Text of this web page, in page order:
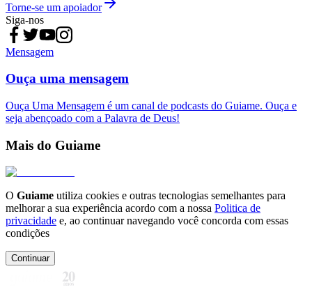
Torne-se um apoiador
Siga-nos
Mensagem
Ouça uma mensagem
Ouça Uma Mensagem é um canal de podcasts do Guiame. Ouça e
seja abençoado com a Palavra de Deus!
Mais do Guiame
O Guiame utiliza cookies e outras tecnologias semelhantes para
melhorar a sua experiência acordo com a nossa Politica de
privacidade e, ao continuar navegando você concorda com essas
condições
Continuar